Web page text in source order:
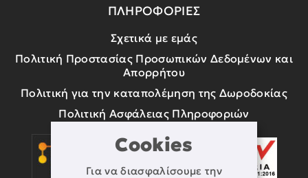
Cookies
Για να διασφαλίσουμε την
ΠΛΗΡΟΦΟΡΙΕΣ
Σχετικά με εμάς
Πολιτική Προστασίας Προσωπικών Δεδομένων και
Απορρήτου
Πολιτική για την καταπολέμηση της Δωροδοκίας
Πολιτική Ασφάλειας Πληροφοριών